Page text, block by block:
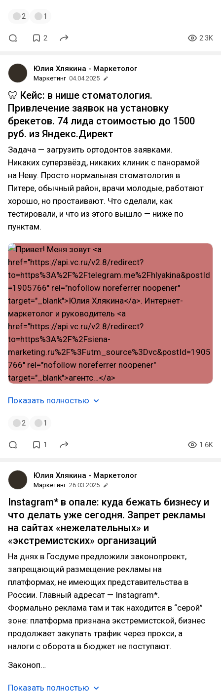
2 1
2 2.3K
Юлия Хлякина - Маркетолог
Маркетинг 04.04.2025
🦷 Кейс: в нише стоматология.
Привлечение заявок на установку
брекетов. 74 лида стоимостью до 1500
руб. из Яндекс.Директ
Задача — загрузить ортодонтов заявками.
Никаких суперзвёзд, никаких клиник с панорамой
на Неву. Просто нормальная стоматология в
Питере, обычный район, врачи молодые, работают
хорошо, но простаивают. Что сделали, как
тестировали, и что из этого вышло — ниже по
пунктам.
Показать полностью
2 1
1 1.6K
Юлия Хлякина - Маркетолог
Маркетинг 26.03.2025
Instagram* в опале: куда бежать бизнесу и
что делать уже сегодня. Запрет рекламы
на сайтах «нежелательных» и
«экстремистских» организаций
На днях в Госдуме предложили законопроект,
запрещающий размещение рекламы на
платформах, не имеющих представительства в
России. Главный адресат — Instagram*.
Формально реклама там и так находится в “серой”
зоне: платформа признана экстремистской, бизнес
продолжает закупать трафик через прокси, а
налоги с оборота в бюджет не поступают.
Законоп…
Показать полностью